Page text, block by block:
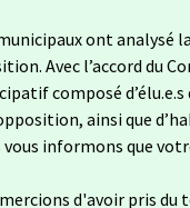
ont analysé
Avec l’accord du
composé
ainsi que
vous informons que
d'avoir pris du